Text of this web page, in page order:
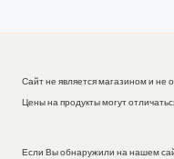
Сайт не является магазином и не
Цены на продукты могут
Если Вы обнаружили на нашем